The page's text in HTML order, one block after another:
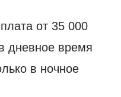
от 35 000
дневное время
в ночное